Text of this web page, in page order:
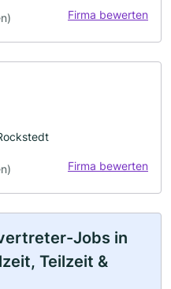
Firma bewerten
Firma bewerten
Jobs in
Teilzeit &